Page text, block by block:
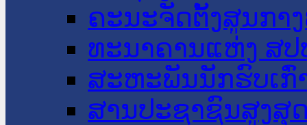
ຄະນະຈັດຕັ້ງສູນກາ
ທະນາຄານແຫ່ງ ສປ
ສະຫະພັນນັກຮົບເກົ່
ສານປະຊາຊົນສູງສຸ